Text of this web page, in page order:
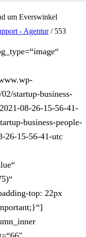
um Everswinkel
- Agentur / 553
startup-business-
08-26-15-56-41-
business-people-
26-15-56-41-utc
top: 22px